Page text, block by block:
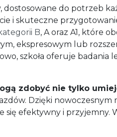
do potrzeb
i skuteczne
B, A oraz A1, które
ekspresowym lub
szkoła oferuje badania
zdobyć nie tylko
Dzięki
efektywny i przyjemny.